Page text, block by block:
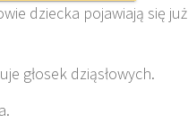
dziecka pojawiają się już
głosek dziąsłowych.